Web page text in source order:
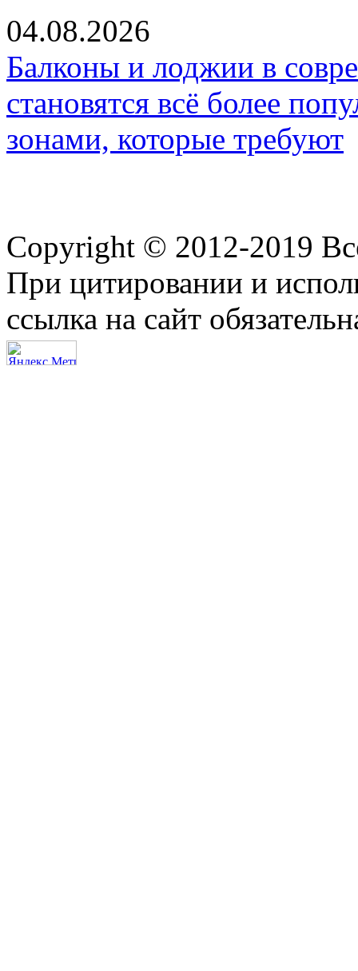
04.08.2026
Балконы и лоджии в
становятся всё более
зонами, которые требуют
Copyright © 2012-2019
При цитировании и
ссылка на сайт